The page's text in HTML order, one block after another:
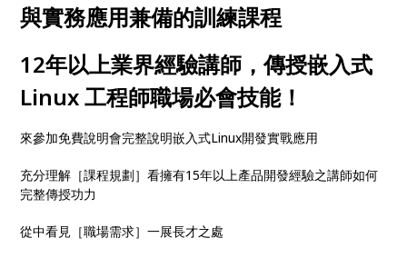
與實務應用兼備的訓練課程
12年以上業界經驗講師，傳授嵌入式
Linux 工程師職場必會技能！
來參加免費說明會完整說明嵌入式Linux開發實戰應用
充分理解［課程規劃］看擁有15年以上產品開發經驗之講師如何
完整傳授功力
從中看見［職場需求］一展長才之處